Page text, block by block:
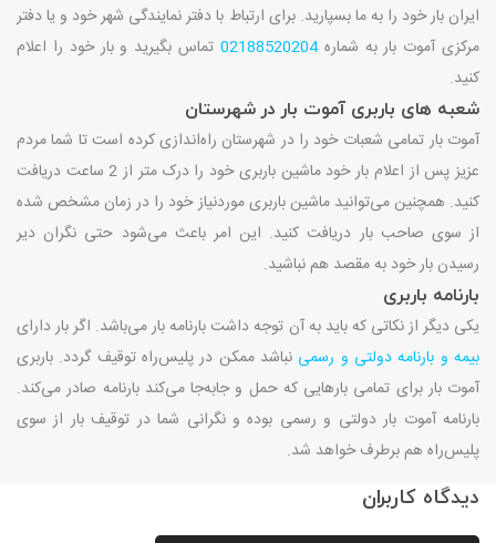
ایران بار خود را به ما بسپارید. برای ارتباط با دفتر نمایندگی شهر خود و یا دفتر
مرکزی آموت بار به شماره02188520204 تماس بگیرید و بار خود را اعلام
کنید.
شعبه های باربری آموت بار در شهرستان
آموت بار تمامی شعبات خود را در شهرستان راه‌اندازی کرده است تا شما مردم
عزیز پس از اعلام بار خود ماشین باربری خود را درک متر از 2 ساعت دریافت
کنید. همچنین می‌توانید ماشین باربری موردنیاز خود را در زمان مشخص شده
از سوی صاحب بار دریافت کنید. این امر باعث می‌شود حتی نگران دیر
رسیدن بار خود به مقصد هم نباشید.
بارنامه باربری
یکی دیگر از نکاتی که باید به آن توجه داشت بارنامه بار می‌باشد. اگر بار دارای
بیمه و بارنامه دولتی و رسمی نباشد ممکن در پلیس‌راه توقیف گردد. باربری
آموت بار برای تمامی بارهایی که حمل و جابه‌جا می‌کند بارنامه صادر می‌کند.
بارنامه آموت بار دولتی و رسمی بوده و نگرانی شما در توقیف بار از سوی
پلیس‌راه هم برطرف خواهد شد.
دیدگاه کاربران